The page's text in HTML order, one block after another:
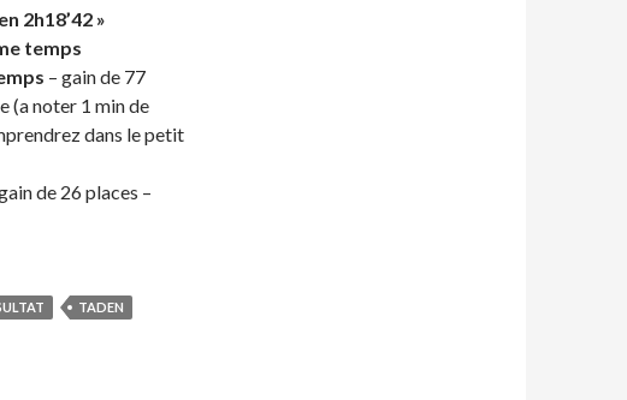
2h18’42 »
temps
– gain de 77
(a noter 1 min de
dans le petit
de 26 places –
TADEN